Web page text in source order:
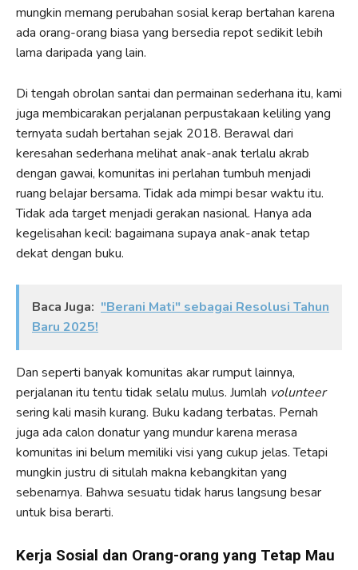
mungkin memang perubahan sosial kerap bertahan karena
ada orang-orang biasa yang bersedia repot sedikit lebih
lama daripada yang lain.
Di tengah obrolan santai dan permainan sederhana itu, kami
juga membicarakan perjalanan perpustakaan keliling yang
ternyata sudah bertahan sejak 2018. Berawal dari
keresahan sederhana melihat anak-anak terlalu akrab
dengan gawai, komunitas ini perlahan tumbuh menjadi
ruang belajar bersama. Tidak ada mimpi besar waktu itu.
Tidak ada target menjadi gerakan nasional. Hanya ada
kegelisahan kecil: bagaimana supaya anak-anak tetap
dekat dengan buku.
Baca Juga: "Berani Mati" sebagai Resolusi Tahun
Baru 2025!
Dan seperti banyak komunitas akar rumput lainnya,
perjalanan itu tentu tidak selalu mulus. Jumlah volunteer
sering kali masih kurang. Buku kadang terbatas. Pernah
juga ada calon donatur yang mundur karena merasa
komunitas ini belum memiliki visi yang cukup jelas. Tetapi
mungkin justru di situlah makna kebangkitan yang
sebenarnya. Bahwa sesuatu tidak harus langsung besar
untuk bisa berarti.
Kerja Sosial dan Orang-orang yang Tetap Mau